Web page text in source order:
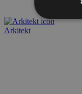
Arkitekt